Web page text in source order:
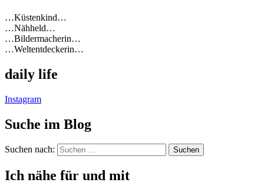
…Küstenkind…
…Nähheld…
…Bildermacherin…
…Weltentdeckerin…
daily life
Instagram
Suche im Blog
Suchen nach:
Ich nähe für und mit